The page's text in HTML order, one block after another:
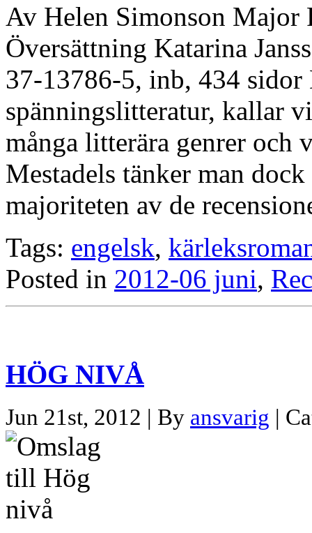
Av Helen Simonson Major
Översättning Katarina
37-13786-5, inb, 434
spänningslitteratur, kallar
många litterära genrer och
Mestadels tänker man
majoriteten av de
Tags: engelsk,
Posted in 2012-06 juni,
HÖG NIVÅ
Jun 21st, 2012 | By ansvarig |